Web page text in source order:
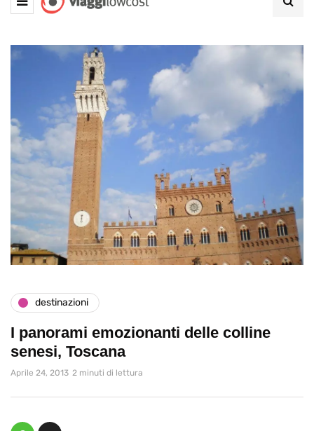
destinazioni
I panorami emozionanti delle colline
senesi, Toscana
Aprile 24, 2013 2 minuti di lettura